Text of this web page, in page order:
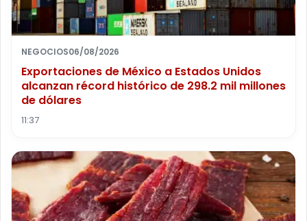
NEGOCIOS06/08/2026
Exportaciones de México a Estados Unidos
alcanzan récord histórico de 298.2 mil millones
de dólares
11:37